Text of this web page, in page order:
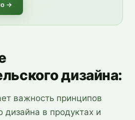
→
дизайна:
важность принципов
дизайна в продуктах и